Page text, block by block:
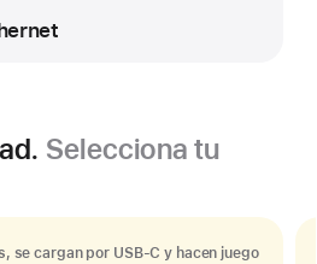
Selecciona tu
se cargan por USB-C y hacen juego